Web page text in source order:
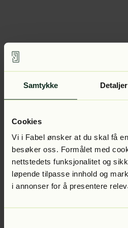
Samtykke Detaljer
Cookies
Vi i Fabel ønsker at du skal få
besøker oss. Formålet med
nettstedets funksjonalitet og
løpende tilpasse innhold og
i annonser for å presentere